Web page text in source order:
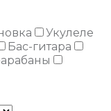
Укулеле
Бас-гитара